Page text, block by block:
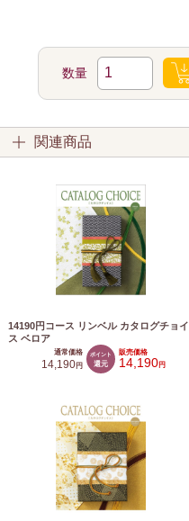
数量
関連商品
14190円コース リンベル カタログチョイ
ス ベロア
通常価格
14,190円
販売価格
14,190円
ポイント
還元